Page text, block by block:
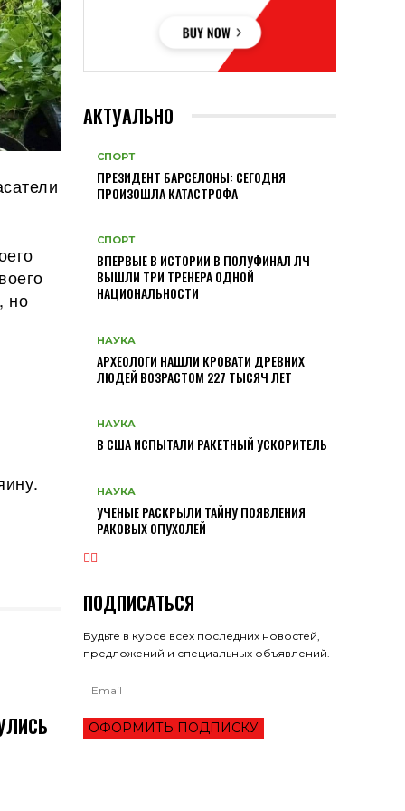
но
АКТУАЛЬНО
СПОРТ
ПРЕЗИДЕНТ БАРСЕЛОНЫ: СЕГОДНЯ
ПРОИЗОШЛА КАТАСТРОФА
СПОРТ
ВПЕРВЫЕ В ИСТОРИИ В ПОЛУФИНАЛ ЛЧ
ВЫШЛИ ТРИ ТРЕНЕРА ОДНОЙ
НАЦИОНАЛЬНОСТИ
НАУКА
АРХЕОЛОГИ НАШЛИ КРОВАТИ ДРЕВНИХ
ЛЮДЕЙ ВОЗРАСТОМ 227 ТЫСЯЧ ЛЕТ
НАУКА
В США ИСПЫТАЛИ РАКЕТНЫЙ УСКОРИТЕЛЬ
НАУКА
УЧЕНЫЕ РАСКРЫЛИ ТАЙНУ ПОЯВЛЕНИЯ
РАКОВЫХ ОПУХОЛЕЙ
ПОДПИСАТЬСЯ
Будьте в курсе всех последних новостей,
предложений и специальных объявлений.
ОФОРМИТЬ ПОДПИСКУ